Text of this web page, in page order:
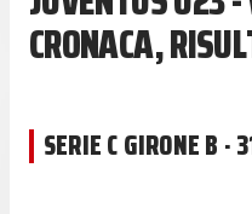
CRONACA,
SERIE C GIRONE B ·